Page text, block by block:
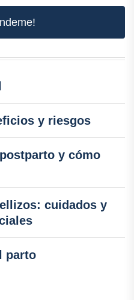
y riesgos
y cómo
cuidados y
parto